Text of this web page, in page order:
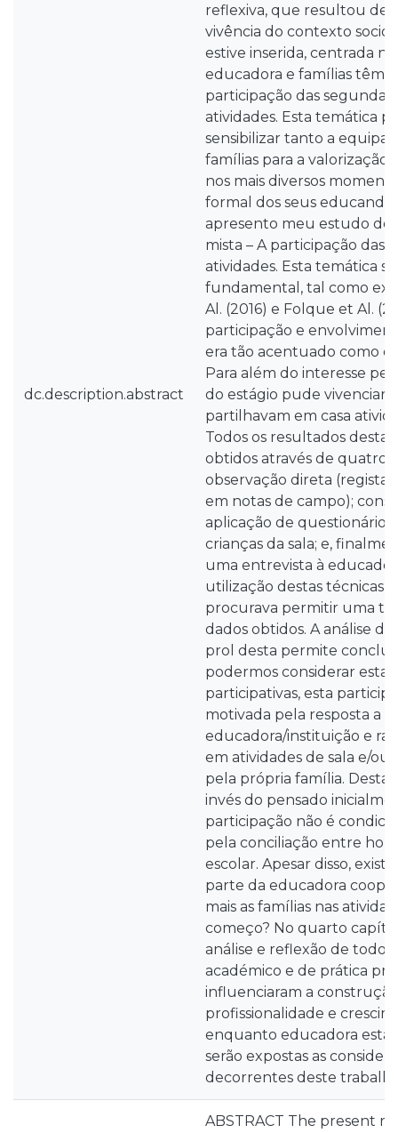
dc.description.abstract
reflexiva, que resultou de
vivência do contexto
estive inserida, centrada
educadora e famílias têm
participação das segundas
atividades. Esta temática
sensibilizar tanto a equipa
famílias para a valorização
nos mais diversos
formal dos seus
apresento meu estudo de
mista – A participação das
atividades. Esta temática
fundamental, tal como
Al. (2016) e Folque et Al.
participação e
era tão acentuado como
Para além do interesse
do estágio pude vivenciar
partilhavam em casa
Todos os resultados desta
obtidos através de quatro
observação direta
em notas de campo);
aplicação de questionário
crianças da sala; e,
uma entrevista à
utilização destas técnicas
procurava permitir uma
dados obtidos. A análise
prol desta permite
podermos considerar
participativas, esta
motivada pela resposta a
educadora/instituição e
em atividades de sala e/ou
pela própria família.
invés do pensado
participação não é
pela conciliação entre
escolar. Apesar disso,
parte da educadora
mais as famílias nas
começo? No quarto
análise e reflexão de todo
académico e de prática
influenciaram a
profissionalidade e
enquanto educadora
serão expostas as
decorrentes deste
ABSTRACT The present